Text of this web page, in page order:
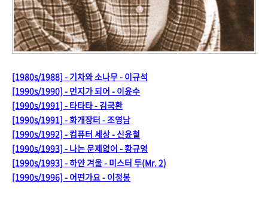
[1980s/1988] - 기차와 소나무 - 이규석
[1990s/1990] - 먼지가 되어 - 이윤수
[1990s/1991] - 타타타 - 김국환
[1990s/1991] - 화개장터 - 조영남
[1990s/1992] - 컴퓨터 세상 - 신윤철
[1990s/1993] - 나는 문제없어 - 황규영
[1990s/1993] - 하얀 겨울 - 미스터 투(Mr. 2)
[1990s/1996] - 어떤가요 - 이정봉